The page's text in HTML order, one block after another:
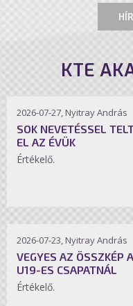
KTE
2026-07-27, Nyitray András
SOK NEVETÉSSEL
EL AZ ÉVÜK
Értékelő.
2026-07-23, Nyitray András
VEGYES AZ ÖSSZKÉP
U19-ES CSAPATNÁL
Értékelő.